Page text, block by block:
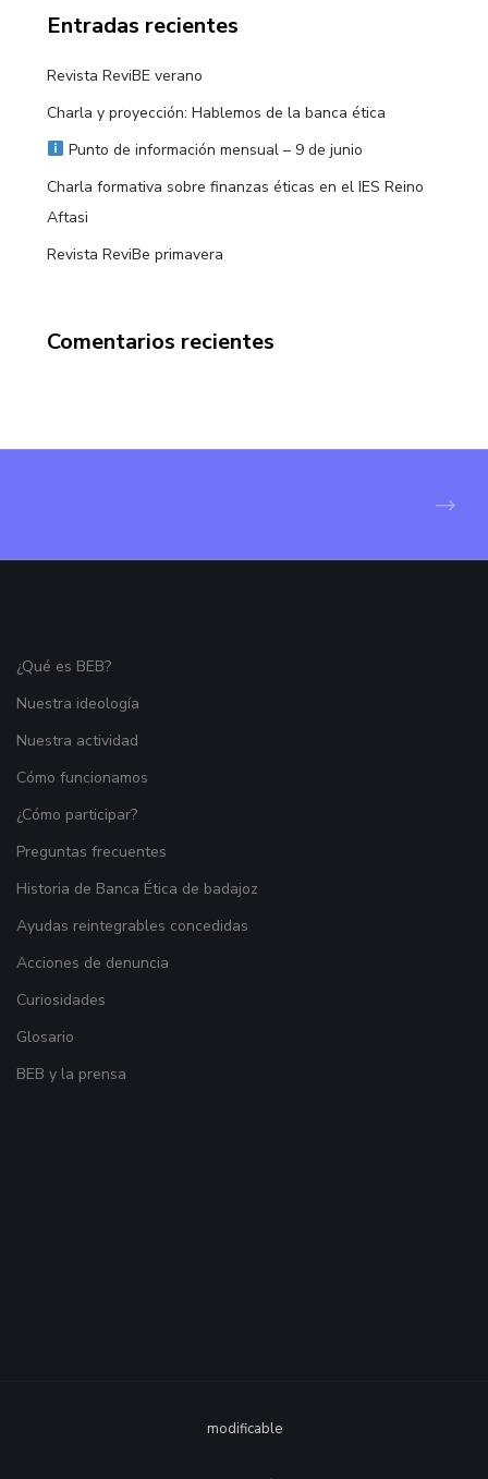
Entradas recientes
Revista ReviBE verano
Charla y proyección: Hablemos de la banca ética
Punto de información mensual – 9 de junio
Charla formativa sobre finanzas éticas en el IES Reino
Aftasi
Revista ReviBe primavera
Comentarios recientes
¿Qué es BEB?
Nuestra ideología
Nuestra actividad
Cómo funcionamos
¿Cómo participar?
Preguntas frecuentes
Historia de Banca Ética de badajoz
Ayudas reintegrables concedidas
Acciones de denuncia
Curiosidades
Glosario
BEB y la prensa
modificable